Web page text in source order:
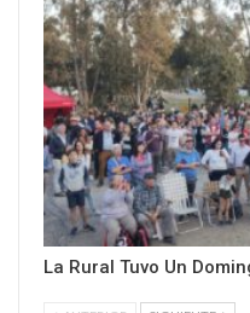
La Rural Tuvo Un